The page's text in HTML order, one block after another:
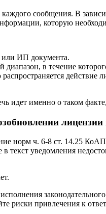
каждого сообщения. В
которую
или ИП документа.
диапазон, в течение
действие
идет именно о таком
лицензии
норм ч. 6-8 ст. 14.25
текст уведомления
риски привлечения к